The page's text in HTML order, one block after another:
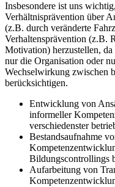
Insbesondere ist uns
Verhältnisprävention über
(z.B. durch veränderte
Verhaltensprävention (z.B.
Motivation) herzustellen,
nur die Organisation oder
Wechselwirkung zwischen
berücksichtigen.
Entwicklung von
informeller
verschiedenster
Bestandsaufnahme
Bildungscontrollings
Aufarbeitung von